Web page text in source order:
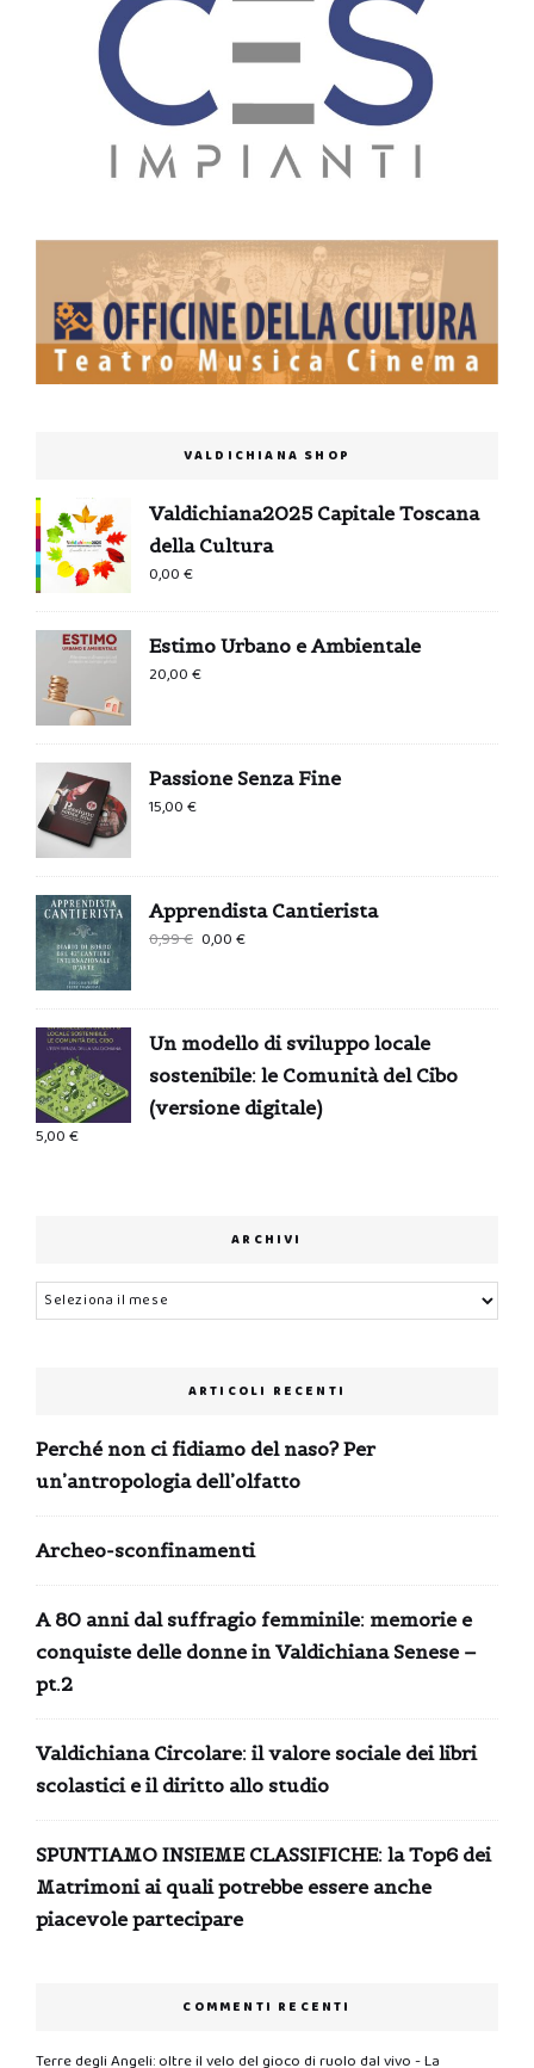
VALDICHIANA SHOP
Valdichiana2025 Capitale Toscana
della Cultura
0,00€
Estimo Urbano e Ambientale
20,00€
Passione Senza Fine
15,00€
Apprendista Cantierista
0,99€
era:
0,99 €.
0,00€
è:
0,00 €.
Un modello di sviluppo locale
sostenibile: le Comunità del Cibo
(versione digitale)
5,00€
ARCHIVI
Archivi
ARTICOLI RECENTI
Perché non ci fidiamo del naso? Per
un’antropologia dell’olfatto
Archeo-sconfinamenti
A 80 anni dal suffragio femminile: memorie e
conquiste delle donne in Valdichiana Senese –
pt.2
Valdichiana Circolare: il valore sociale dei libri
scolastici e il diritto allo studio
SPUNTIAMO INSIEME CLASSIFICHE: la Top6 dei
Matrimoni ai quali potrebbe essere anche
piacevole partecipare
COMMENTI RECENTI
Terre degli Angeli: oltre il velo del gioco di ruolo dal vivo - La